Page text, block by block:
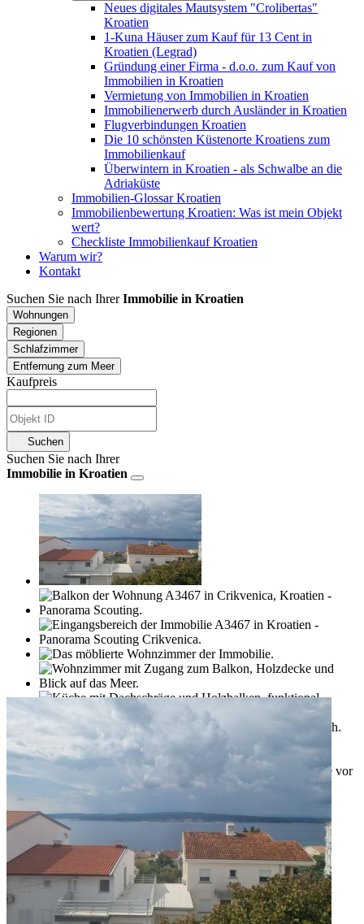
Neues digitales Mautsystem "Crolibertas"
Kroatien
1-Kuna Häuser zum Kauf für 13 Cent in
Kroatien (Legrad)
Gründung einer Firma - d.o.o. zum Kauf von
Immobilien in Kroatien
Vermietung von Immobilien in Kroatien
Immobilienerwerb durch Ausländer in Kroatien
Flugverbindungen Kroatien
Die 10 schönsten Küstenorte Kroatiens zum
Immobilienkauf
Überwintern in Kroatien - als Schwalbe an die
Adriaküste
Immobilien-Glossar Kroatien
Immobilienbewertung Kroatien: Was ist mein Objekt
wert?
Checkliste Immobilienkauf Kroatien
Warum wir?
Kontakt
Suchen Sie nach IhrerImmobilie in Kroatien
Wohnungen
Regionen
Schlafzimmer
Entfernung zum Meer
Kaufpreis
Suchen
Suchen Sie nach Ihrer
Immobilie in Kroatien